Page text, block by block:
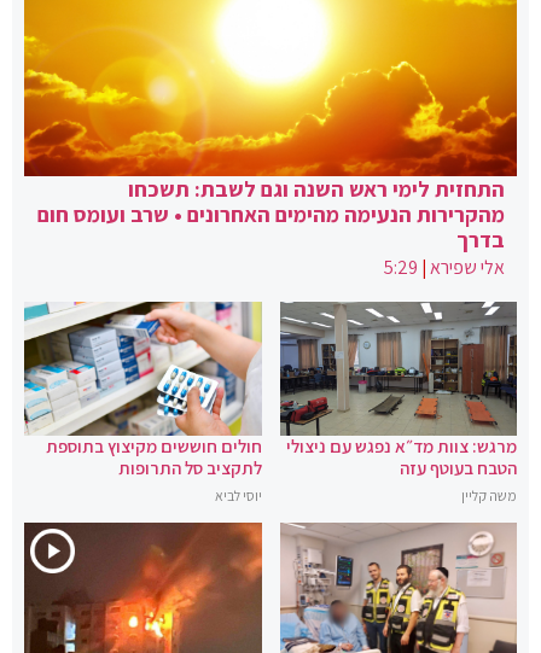
התחזית לימי ראש השנה וגם לשבת: תשכחו
מהקרירות הנעימה מהימים האחרונים • שרב ועומס חום
בדרך
אלי שפירא|
5:29
מרגש: צוות מד״א נפגש עם ניצולי
הטבח בעוטף עזה
משה קליין
חולים חוששים מקיצוץ בתוספת
לתקציב סל התרופות
יוסי לביא